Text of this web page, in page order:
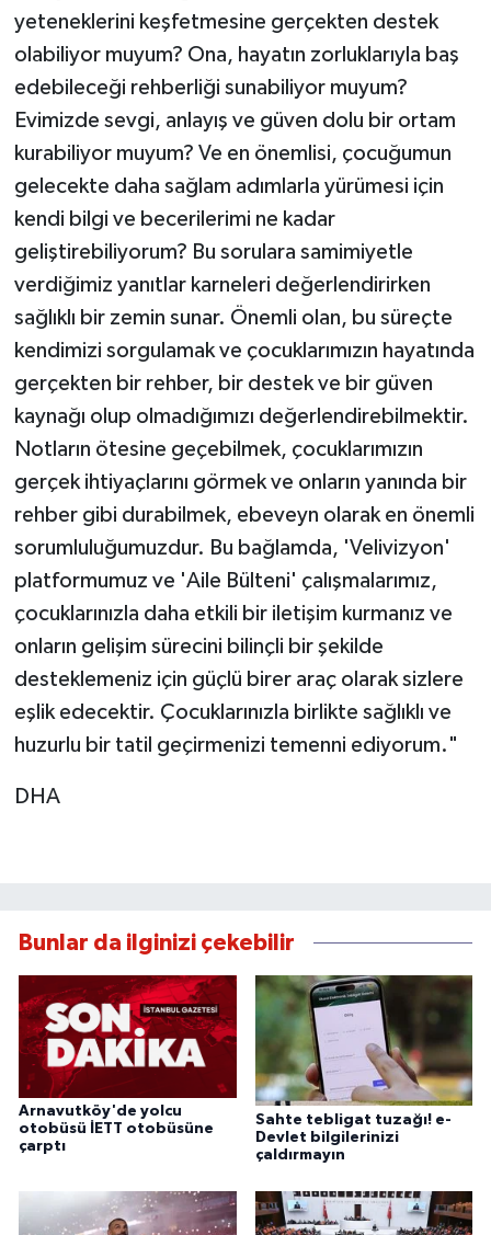
yeteneklerini keşfetmesine gerçekten destek
olabiliyor muyum? Ona, hayatın zorluklarıyla baş
edebileceği rehberliği sunabiliyor muyum?
Evimizde sevgi, anlayış ve güven dolu bir ortam
kurabiliyor muyum? Ve en önemlisi, çocuğumun
gelecekte daha sağlam adımlarla yürümesi için
kendi bilgi ve becerilerimi ne kadar
geliştirebiliyorum? Bu sorulara samimiyetle
verdiğimiz yanıtlar karneleri değerlendirirken
sağlıklı bir zemin sunar. Önemli olan, bu süreçte
kendimizi sorgulamak ve çocuklarımızın hayatında
gerçekten bir rehber, bir destek ve bir güven
kaynağı olup olmadığımızı değerlendirebilmektir.
Notların ötesine geçebilmek, çocuklarımızın
gerçek ihtiyaçlarını görmek ve onların yanında bir
rehber gibi durabilmek, ebeveyn olarak en önemli
sorumluluğumuzdur. Bu bağlamda, 'Velivizyon'
platformumuz ve 'Aile Bülteni' çalışmalarımız,
çocuklarınızla daha etkili bir iletişim kurmanız ve
onların gelişim sürecini bilinçli bir şekilde
desteklemeniz için güçlü birer araç olarak sizlere
eşlik edecektir. Çocuklarınızla birlikte sağlıklı ve
huzurlu bir tatil geçirmenizi temenni ediyorum."
DHA
Bunlar da ilginizi çekebilir
Arnavutköy'de yolcu
otobüsü İETT otobüsüne
çarptı
Sahte tebligat tuzağı! e-
Devlet bilgilerinizi
çaldırmayın